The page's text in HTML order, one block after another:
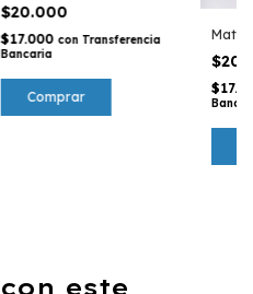
$20.000
$17.000 con Transferencia
Bancaria
Mate
este